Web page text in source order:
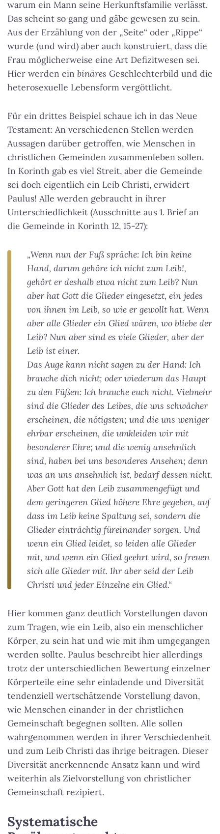
warum ein Mann seine Herkunftsfamilie verlässt.
Das scheint so gang und gäbe gewesen zu sein.
Aus der Erzählung von der „Seite“ oder „Rippe“
wurde (und wird) aber auch konstruiert, dass die
Frau möglicherweise eine Art Defizitwesen sei.
Hier werden ein binäres Geschlechterbild und die
heterosexuelle Lebensform vergöttlicht.
Für ein drittes Beispiel schaue ich in das Neue
Testament: An verschiedenen Stellen werden
Aussagen darüber getroffen, wie Menschen in
christlichen Gemeinden zusammenleben sollen.
In Korinth gab es viel Streit, aber die Gemeinde
sei doch eigentlich ein Leib Christi, erwidert
Paulus! Alle werden gebraucht in ihrer
Unterschiedlichkeit (Ausschnitte aus 1. Brief an
die Gemeinde in Korinth 12, 15-27):
„Wenn nun der Fuß spräche: Ich bin keine
Hand, darum gehöre ich nicht zum Leib!,
gehört er deshalb etwa nicht zum Leib? Nun
aber hat Gott die Glieder eingesetzt, ein jedes
von ihnen im Leib, so wie er gewollt hat. Wenn
aber alle Glieder ein Glied wären, wo bliebe der
Leib? Nun aber sind es viele Glieder, aber der
Leib ist einer.
Das Auge kann nicht sagen zu der Hand: Ich
brauche dich nicht; oder wiederum das Haupt
zu den Füßen: Ich brauche euch nicht. Vielmehr
sind die Glieder des Leibes, die uns schwächer
erscheinen, die nötigsten; und die uns weniger
ehrbar erscheinen, die umkleiden wir mit
besonderer Ehre; und die wenig ansehnlich
sind, haben bei uns besonderes Ansehen; denn
was an uns ansehnlich ist, bedarf dessen nicht.
Aber Gott hat den Leib zusammengefügt und
dem geringeren Glied höhere Ehre gegeben, auf
dass im Leib keine Spaltung sei, sondern die
Glieder einträchtig füreinander sorgen. Und
wenn ein Glied leidet, so leiden alle Glieder
mit, und wenn ein Glied geehrt wird, so freuen
sich alle Glieder mit. Ihr aber seid der Leib
Christi und jeder Einzelne ein Glied.“
Hier kommen ganz deutlich Vorstellungen davon
zum Tragen, wie ein Leib, also ein menschlicher
Körper, zu sein hat und wie mit ihm umgegangen
werden sollte. Paulus beschreibt hier allerdings
trotz der unterschiedlichen Bewertung einzelner
Körperteile eine sehr einladende und Diversität
tendenziell wertschätzende Vorstellung davon,
wie Menschen einander in der christlichen
Gemeinschaft begegnen sollten. Alle sollen
wahrgenommen werden in ihrer Verschiedenheit
und zum Leib Christi das ihrige beitragen. Dieser
Diversität anerkennende Ansatz kann und wird
weiterhin als Zielvorstellung von christlicher
Gemeinschaft rezipiert.
Systematische